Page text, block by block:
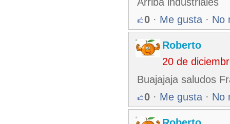
0 · Me gusta · No
Roberto
20 de
Buajajaja saludos
0 · Me gusta · No